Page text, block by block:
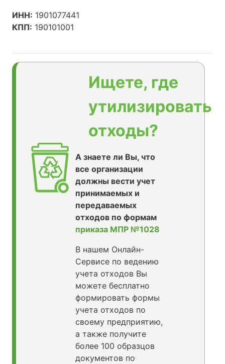
ИНН: 1901077441
КПП: 190101001
Ищете, где
утилизировать
отходы?
А знаете ли Вы, что
все организации
должны вести учет
принимаемых и
передаваемых
отходов по формам
приказа МПР №1028
В нашем Онлайн-
Сервисе по ведению
учета отходов Вы
можете бесплатно
формировать формы
учета отходов по
своему предприятию,
а также получите
более 100 образцов
документов по